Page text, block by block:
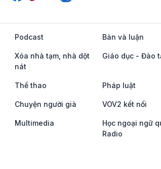
Podcast Bàn và luận
Xóa nhà tạm, nhà dột
nát
Giáo dục - Đào
Thể thao Pháp luật
Chuyện người già VOV2 kết nối
Multimedia
Học ngoại ngữ
Radio